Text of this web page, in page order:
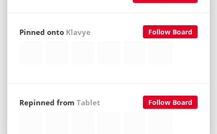
Follow Board
Pinned onto Klavye
Follow Board
Repinned from Tablet